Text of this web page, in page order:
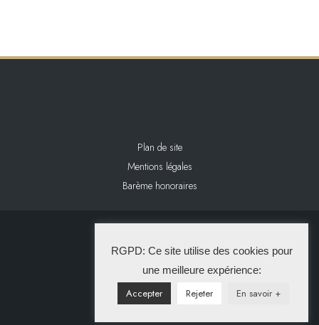
Plan de site
Mentions légales
Barème honoraires
La Solution Immo
RGPD: Ce site utilise des cookies pour
une meilleure expérience:
Accepter Rejeter En savoir +